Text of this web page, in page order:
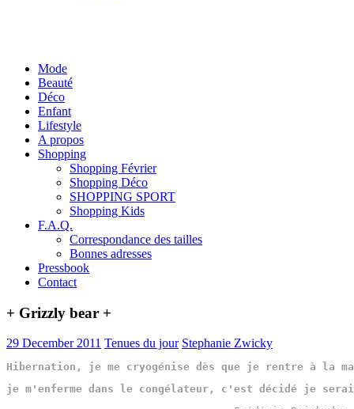
Mode
Beauté
Déco
Enfant
Lifestyle
A propos
Shopping
Shopping Février
Shopping Déco
SHOPPING SPORT
Shopping Kids
F.A.Q.
Correspondance des tailles
Bonnes adresses
Pressbook
Contact
+ Grizzly bear +
29 December 2011 Tenues du jour Stephanie Zwicky
Hibernation, je me cryogénise dès que je rentre à la
je m'enferme dans le congélateur, c'est décidé je